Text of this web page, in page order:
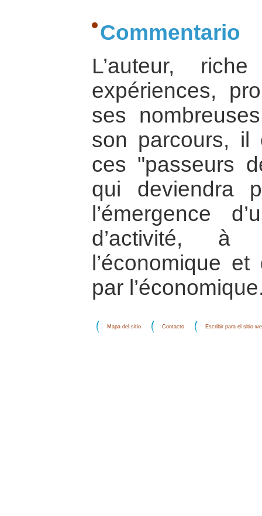
Commentario
L’auteur,
expériences,
ses
son parcours,
ces "passeurs
qui deviendra
l’émergence
d’activité,
l’économique
par
Mapa del sitio Contacto Escribir para el sitio